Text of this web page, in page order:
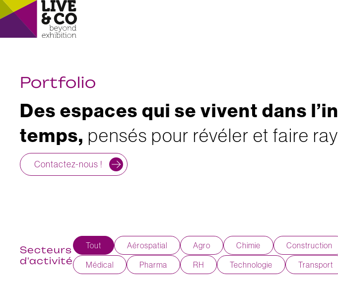
Portfolio
Des espaces qui se vivent dans l’in
temps, pensés pour révéler et faire ray
Contactez-nous !
Secteurs
d'activité
Tout Aérospatial Agro Chimie Construction
Médical Pharma RH Technologie Transport